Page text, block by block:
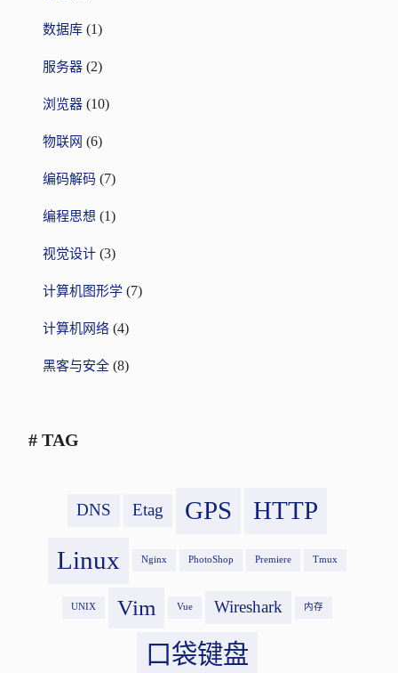
数据库 (1)
服务器 (2)
浏览器 (10)
物联网 (6)
编码解码 (7)
编程思想 (1)
视觉设计 (3)
计算机图形学 (7)
计算机网络 (4)
黑客与安全 (8)
# TAG
DNS Etag GPS
HTTP
Linux
Nginx PhotoShop Premiere Tmux
UNIX Vim Vue Wireshark 内存
口袋键盘